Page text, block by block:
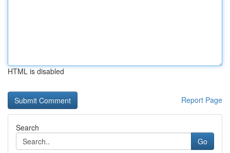
HTML is disabled
Report Page
Search
Go